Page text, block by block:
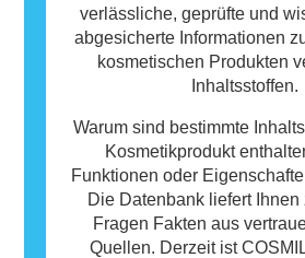
verlässliche, geprüfte und
abgesicherte Informationen
kosmetischen Produkten
Inhaltsstoffen.
Warum sind bestimmte
Kosmetikprodukt
Funktionen oder
Die Datenbank liefert
Fragen Fakten aus
Quellen. Derzeit ist